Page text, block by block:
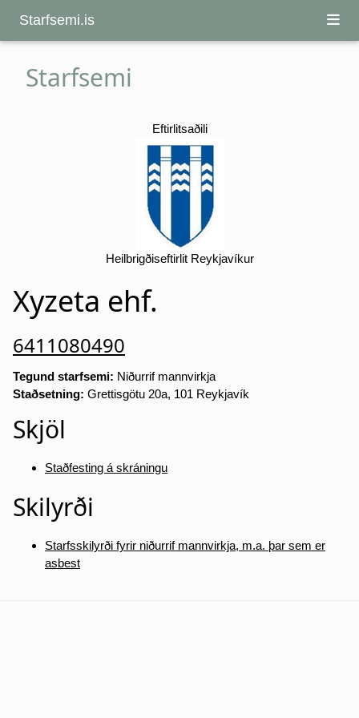
Starfsemi.is
Starfsemi
Eftirlitsaðili
Heilbrigðiseftirlit Reykjavíkur
Xyzeta ehf.
6411080490
Tegund starfsemi: Niðurrif mannvirkja
Staðsetning: Grettisgötu 20a, 101 Reykjavík
Skjöl
Staðfesting á skráningu
Skilyrði
Starfsskilyrði fyrir niðurrif mannvirkja, m.a. þar sem er
asbest